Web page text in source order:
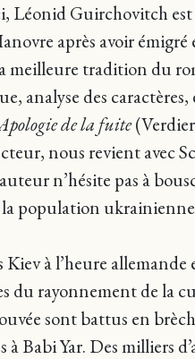
Léonid Guirchovitch
après avoir
meilleure tradition du
analyse des
de la fuite
nous revient avec
n’hésite pas à
population ukrainienne
à l’heure
du rayonnement de la
sont battus en
à Babi Yar. Des milliers